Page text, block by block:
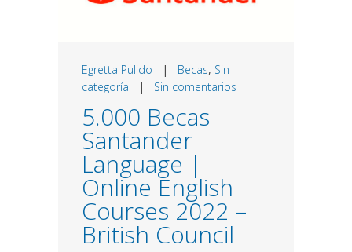
Egretta Pulido | Becas, Sin
categoría | Sin comentarios
5.000 Becas
Santander
Language |
Online English
Courses 2022 –
British Council